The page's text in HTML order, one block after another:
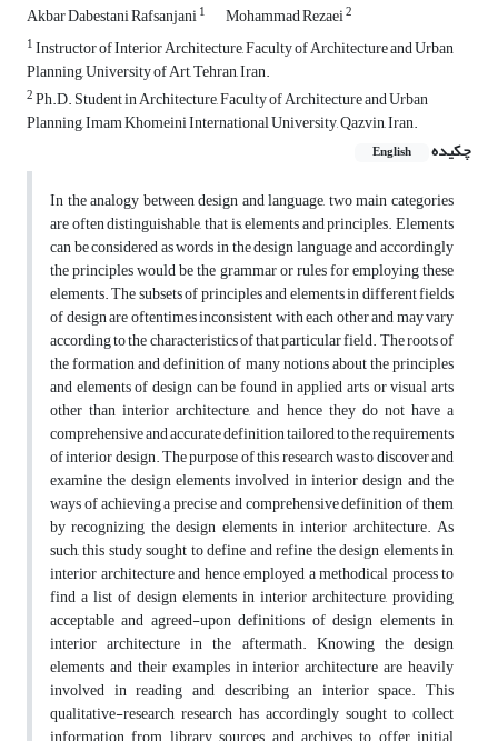
Akbar Dabestani Rafsanjani1 Mohammad Rezaei2
1Instructor of Interior Architecture, Faculty of Architecture and Urban
Planning, University of Art, Tehran, Iran.
2Ph.D. Student in Architecture, Faculty of Architecture and Urban
Planning, Imam Khomeini International University, Qazvin, Iran.
چکیده
English
In the analogy between design and language, two main categories
are often distinguishable, that is, elements and principles. Elements
can be considered as words in the design language and accordingly
the principles would be the grammar or rules for employing these
elements. The subsets of principles and elements in different fields
of design are oftentimes inconsistent with each other and may vary
according to the characteristics of that particular field. The roots of
the formation and definition of many notions about the principles
and elements of design can be found in applied arts or visual arts
other than interior architecture, and hence they do not have a
comprehensive and accurate definition tailored to the requirements
of interior design. The purpose of this research was to discover and
examine the design elements involved in interior design and the
ways of achieving a precise and comprehensive definition of them
by recognizing the design elements in interior architecture. As
such, this study sought to define and refine the design elements in
interior architecture and hence employed a methodical process to
find a list of design elements in interior architecture, providing
acceptable and agreed-upon definitions of design elements in
interior architecture in the aftermath. Knowing the design
elements and their examples in interior architecture are heavily
involved in reading and describing an interior space. This
qualitative-research research has accordingly sought to collect